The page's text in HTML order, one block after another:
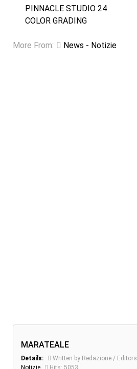
PINNACLE STUDIO 24
COLOR GRADING
More From: News - Notizie
MARATEALE
Details: Written by Redazione / Editors
Notizie
Hits: 5053